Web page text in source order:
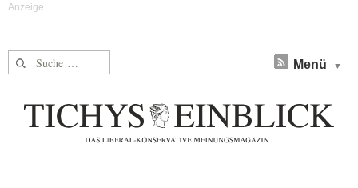
Suche nach: Menü